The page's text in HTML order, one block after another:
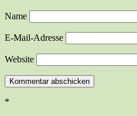
Name
E-Mail-Adresse
Website
*